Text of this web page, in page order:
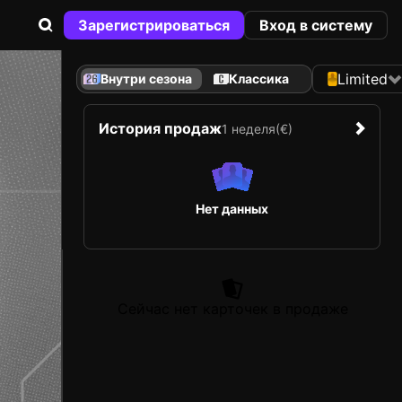
Зарегистрироваться Вход в систему
Внутри сезона Классика Limited
История продаж1 неделя(€)
Нет данных